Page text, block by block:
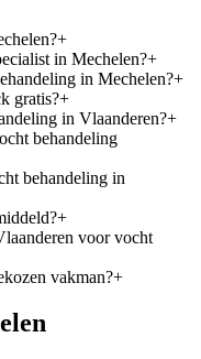
+
in Mechelen?+
in Mechelen?+
gratis?+
in Vlaanderen?+
behandeling
behandeling in
+
voor vocht
vakman?+